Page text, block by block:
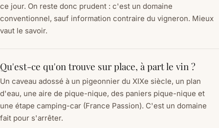
ce jour. On reste donc prudent : c'est un domaine
conventionnel, sauf information contraire du vigneron. Mieux
vaut le savoir.
Qu'est-ce qu'on trouve sur place, à part le vin ?
Un caveau adossé à un pigeonnier du XIXe siècle, un plan
d'eau, une aire de pique-nique, des paniers pique-nique et
une étape camping-car (France Passion). C'est un domaine
fait pour s'arrêter.